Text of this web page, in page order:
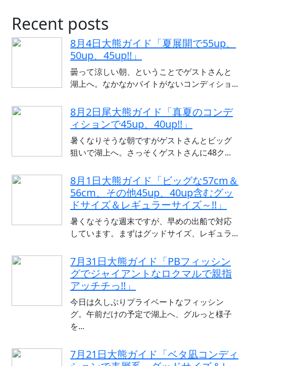
Recent posts
8月4日大熊ガイド「夏展開で55up、
50up、45up!!」
曇って涼しい朝、ということでゲストさんと
湖上へ。なかなかバイトがないコンディショ...
8月2日尾大熊ガイド「真夏のコンデ
ィションで45up、40up!!」
暑くなりそうな朝ですがゲストさんとビッグ
狙いで湖上へ。さっそくゲストさんに48ク...
8月1日大熊ガイド「ビッグな57cm＆
56cm、その他45up、40up含むグッ
ドサイズ＆レギュラーサイズ～!!」
暑くなそうな週末ですが、早めの出船で対応
しています。まずはグッドサイズ、レギュラ...
7月31日大熊ガイド「PBフィッシン
グでジャイアントなロクマルで親指
アッチチっ!!」
今日は久しぶりプライベートなフィッシン
グ。午前だけの予定で湖上へ、グルっと様子
を...
7月21日大熊ガイド「ベタ凪コンディ